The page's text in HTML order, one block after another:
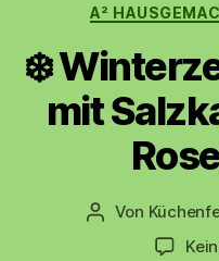
A²
❄️
mit
Beitragsautor
Von